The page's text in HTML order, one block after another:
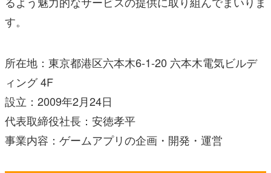
す。
所在地：東京都港区六本木6-1-20 六本木電気ビルデ
ィング 4F
設立：2009年2月24日
代表取締役社長：安徳孝平
事業内容：ゲームアプリの企画・開発・運営